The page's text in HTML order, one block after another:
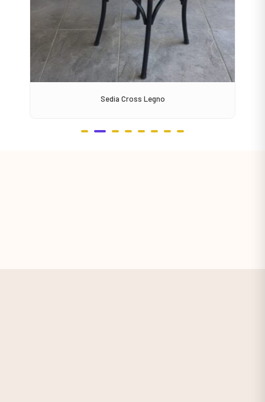
Sedia Cross Legno